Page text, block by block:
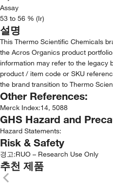
Assay
53 to 56 % (Ir)
설명
This Thermo Scientific Chemicals
the Acros Organics product
information may refer to the legacy
product / item code or SKU
the brand transition to Thermo
Other References:
Merck Index:14, 5088
GHS Hazard and
Hazard Statements:
Risk & Safety
경고:RUO – Research Use Only
추천 제품